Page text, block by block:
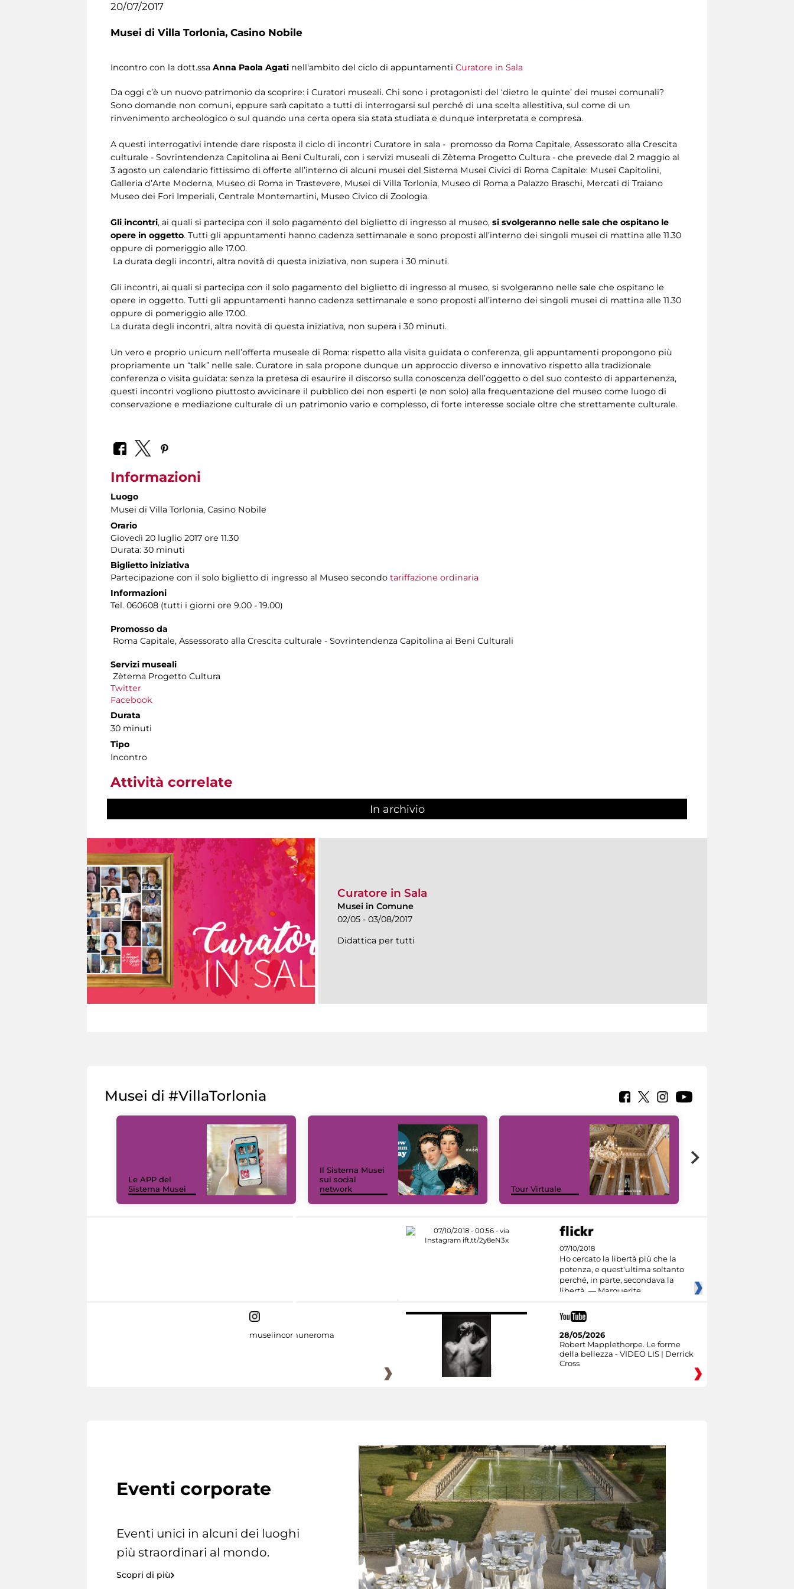
20/07/2017
Musei di Villa Torlonia, Casino Nobile
Incontro con la dott.ssa Anna Paola Agati nell'ambito del ciclo di appuntamenti Curatore in Sala
Da oggi c’è un nuovo patrimonio da scoprire: i Curatori museali. Chi sono i protagonisti del ‘dietro le quinte’ dei musei comunali?
Sono domande non comuni, eppure sarà capitato a tutti di interrogarsi sul perché di una scelta allestitiva, sul come di un
rinvenimento archeologico o sul quando una certa opera sia stata studiata e dunque interpretata e compresa.
A questi interrogativi intende dare risposta il ciclo di incontri Curatore in sala - promosso da Roma Capitale, Assessorato alla Crescita
culturale - Sovrintendenza Capitolina ai Beni Culturali, con i servizi museali di Zètema Progetto Cultura - che prevede dal 2 maggio al
3 agosto un calendario fittissimo di offerte all’interno di alcuni musei del Sistema Musei Civici di Roma Capitale: Musei Capitolini,
Galleria d’Arte Moderna, Museo di Roma in Trastevere, Musei di Villa Torlonia, Museo di Roma a Palazzo Braschi, Mercati di Traiano
Museo dei Fori Imperiali, Centrale Montemartini, Museo Civico di Zoologia.
Gli incontri, ai quali si partecipa con il solo pagamento del biglietto di ingresso al museo, si svolgeranno nelle sale che ospitano le
opere in oggetto. Tutti gli appuntamenti hanno cadenza settimanale e sono proposti all’interno dei singoli musei di mattina alle 11.30
oppure di pomeriggio alle 17.00.
La durata degli incontri, altra novità di questa iniziativa, non supera i 30 minuti.
Gli incontri, ai quali si partecipa con il solo pagamento del biglietto di ingresso al museo, si svolgeranno nelle sale che ospitano le
opere in oggetto. Tutti gli appuntamenti hanno cadenza settimanale e sono proposti all’interno dei singoli musei di mattina alle 11.30
oppure di pomeriggio alle 17.00.
La durata degli incontri, altra novità di questa iniziativa, non supera i 30 minuti.
Un vero e proprio unicum nell’offerta museale di Roma: rispetto alla visita guidata o conferenza, gli appuntamenti propongono più
propriamente un “talk” nelle sale. Curatore in sala propone dunque un approccio diverso e innovativo rispetto alla tradizionale
conferenza o visita guidata: senza la pretesa di esaurire il discorso sulla conoscenza dell’oggetto o del suo contesto di appartenenza,
questi incontri vogliono piuttosto avvicinare il pubblico dei non esperti (e non solo) alla frequentazione del museo come luogo di
conservazione e mediazione culturale di un patrimonio vario e complesso, di forte interesse sociale oltre che strettamente culturale.
Informazioni
Luogo
Musei di Villa Torlonia, Casino Nobile
Orario
Giovedì 20 luglio 2017 ore 11.30
Durata: 30 minuti
Biglietto iniziativa
Partecipazione con il solo biglietto di ingresso al Museo secondo tariffazione ordinaria
Informazioni
Tel. 060608 (tutti i giorni ore 9.00 - 19.00)
Promosso da
Roma Capitale, Assessorato alla Crescita culturale - Sovrintendenza Capitolina ai Beni Culturali
Servizi museali
Zètema Progetto Cultura
Twitter
Facebook
Durata
30 minuti
Tipo
Incontro
Attività correlate
In archivio
Curatore in Sala
Musei in Comune
02/05 - 03/08/2017
Didattica per tutti
Musei di #VillaTorlonia
Le APP del
Sistema Musei
Il Sistema Musei
sui social
network
Tour Virtuale
07/10/2018
Ho cercato la libertà più che la
potenza, e quest'ultima soltanto
perché, in parte, secondava la
libertà. — Marguerite
museiincomuneroma
28/05/2026
Robert Mapplethorpe. Le forme
della bellezza - VIDEO LIS | Derrick
Cross
Eventi corporate
Eventi unici in alcuni dei luoghi
più straordinari al mondo.
Scopri di più